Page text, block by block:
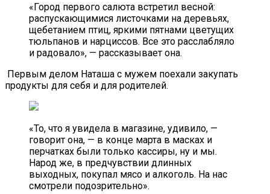
«Город первого салюта встретил весной:
распускающимися листочками на деревьях,
щебетанием птиц, яркими пятнами цветущих
тюльпанов и нарциссов. Все это расслабляло
и радовало», — рассказывает она.
Первым делом Наташа с мужем поехали закупать
продукты для себя и для родителей.
«То, что я увидела в магазине, удивило, —
говорит она, — в конце марта в масках и
перчатках были только кассиры, ну и мы.
Народ же, в предчувствии длинных
выходных, покупал мясо и алкоголь. На нас
смотрели подозрительно».